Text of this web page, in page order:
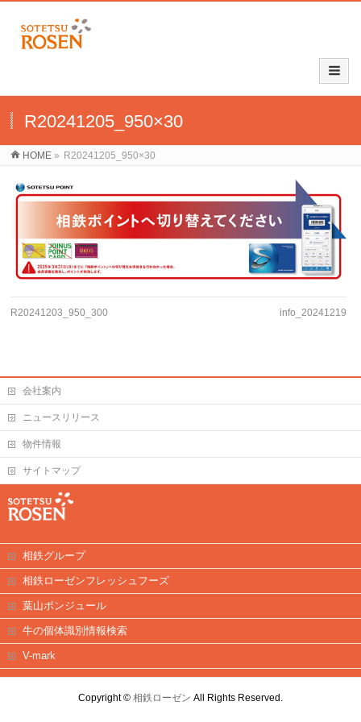
R20241205_950×30
HOME » R20241205_950×30
R20241203_950_300 info_20241219
会社案内
ニュースリリース
物件情報
サイトマップ
相鉄グループ
相鉄ローゼンフレッシュフーズ
葉山ボンジュール
牛の個体識別情報検索
V-mark
Copyright © 相鉄ローゼン All Rights Reserved.